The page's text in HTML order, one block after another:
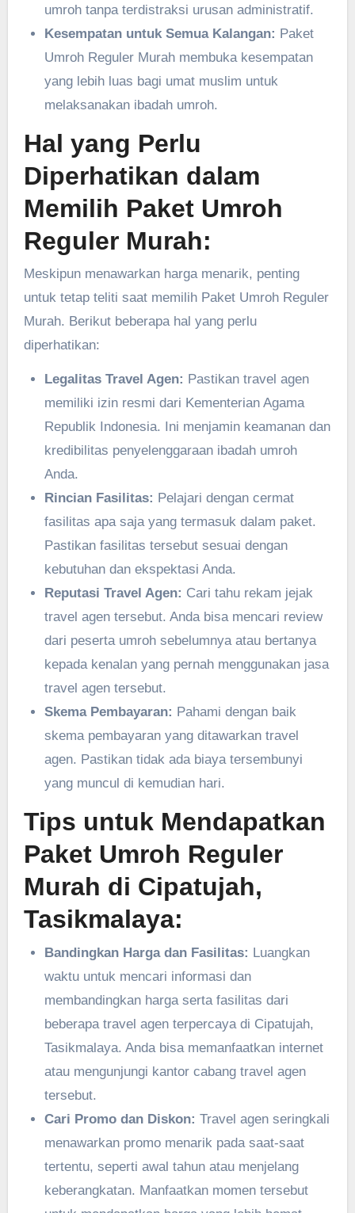
umroh tanpa terdistraksi urusan administratif.
Kesempatan untuk Semua Kalangan: Paket
Umroh Reguler Murah membuka kesempatan
yang lebih luas bagi umat muslim untuk
melaksanakan ibadah umroh.
Hal yang Perlu
Diperhatikan dalam
Memilih Paket Umroh
Reguler Murah:
Meskipun menawarkan harga menarik, penting
untuk tetap teliti saat memilih Paket Umroh Reguler
Murah. Berikut beberapa hal yang perlu
diperhatikan:
Legalitas Travel Agen: Pastikan travel agen
memiliki izin resmi dari Kementerian Agama
Republik Indonesia. Ini menjamin keamanan dan
kredibilitas penyelenggaraan ibadah umroh
Anda.
Rincian Fasilitas: Pelajari dengan cermat
fasilitas apa saja yang termasuk dalam paket.
Pastikan fasilitas tersebut sesuai dengan
kebutuhan dan ekspektasi Anda.
Reputasi Travel Agen: Cari tahu rekam jejak
travel agen tersebut. Anda bisa mencari review
dari peserta umroh sebelumnya atau bertanya
kepada kenalan yang pernah menggunakan jasa
travel agen tersebut.
Skema Pembayaran: Pahami dengan baik
skema pembayaran yang ditawarkan travel
agen. Pastikan tidak ada biaya tersembunyi
yang muncul di kemudian hari.
Tips untuk Mendapatkan
Paket Umroh Reguler
Murah di Cipatujah,
Tasikmalaya:
Bandingkan Harga dan Fasilitas: Luangkan
waktu untuk mencari informasi dan
membandingkan harga serta fasilitas dari
beberapa travel agen terpercaya di Cipatujah,
Tasikmalaya. Anda bisa memanfaatkan internet
atau mengunjungi kantor cabang travel agen
tersebut.
Cari Promo dan Diskon: Travel agen seringkali
menawarkan promo menarik pada saat-saat
tertentu, seperti awal tahun atau menjelang
keberangkatan. Manfaatkan momen tersebut